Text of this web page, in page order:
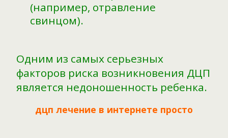
(например, отравление
свинцом).
Одним из самых серьезных
факторов риска возникновения ДЦП
является недоношенность ребенка.
дцп лечение в интернете просто